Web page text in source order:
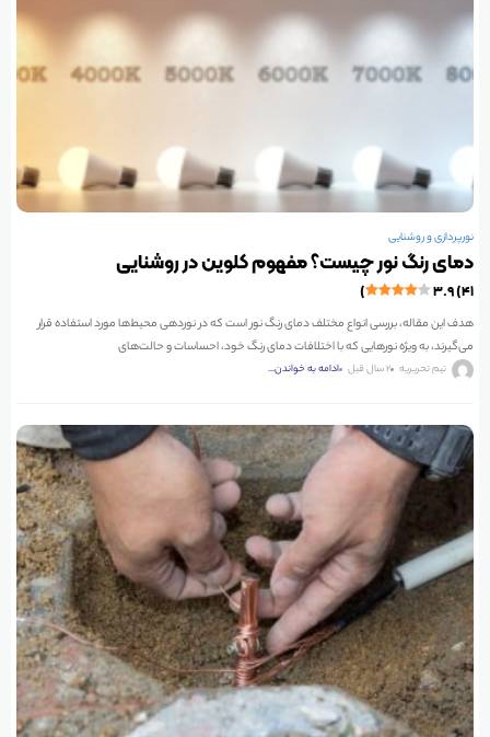
نورپردازی و روشنایی
دمای رنگ نور چیست؟ مفهوم کلوین در روشنایی
۳.۹ (۴۱)
هدف این مقاله، بررسی انواع مختلف دمای رنگ نور است که در نوردهی محیط‌ها مورد استفاده قرار
می‌گیرند، به ویژه نورهایی که با اختلافات دمای رنگ خود، احساسات و حالت‌های
تیم تحریریه 2 سال قبل ادامه به خواندن...